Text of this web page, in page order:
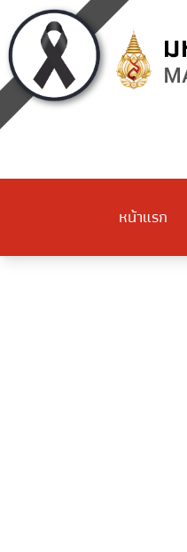
หน้าแรก